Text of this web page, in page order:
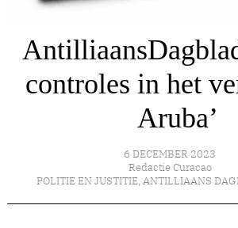
controles in het
Aruba’
6 DECEMBER 2023
Redactie Curacao
POLITIE EN JUSTITIE, ANTILLIAANS